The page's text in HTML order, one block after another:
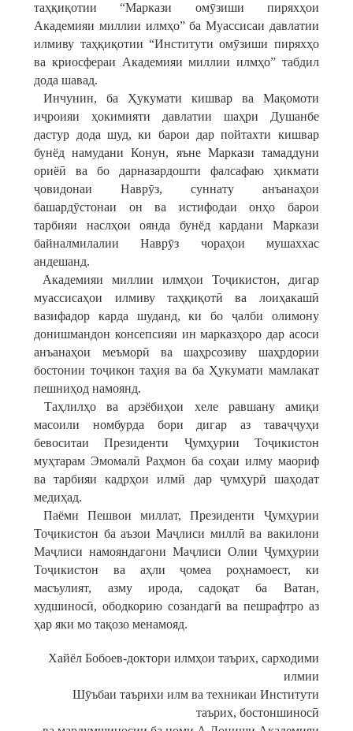
таҳқиқотии “Маркази омӯзиши пиряхҳои
Академияи миллии илмҳо” ба Муассисаи давлатии
илмиву таҳқиқотии “Институти омӯзиши пиряхҳо
ва криосфераи Академияи миллии илмҳо” табдил
дода шавад.
Инчунин, ба Ҳукумати кишвар ва Мақомоти
иҷроияи ҳокимияти давлатии шаҳри Душанбе
дастур дода шуд, ки барои дар пойтахти кишвар
бунёд намудани Конун, яъне Маркази тамаддуни
ориёӣ ва бо дарназардошти фалсафаю ҳикмати
ҷовидонаи Наврӯз, суннату анъанаҳои
башардӯстонаи он ва истифодаи онҳо барои
тарбияи наслҳои оянда бунёд кардани Маркази
байналмилалии Наврӯз чораҳои мушаххас
андешанд.
Академияи миллии илмҳои Тоҷикистон, дигар
муассисаҳои илмиву таҳқиқотӣ ва лоиҳакашӣ
вазифадор карда шуданд, ки бо ҷалби олимону
донишмандон консепсияи ин марказҳоро дар асоси
анъанаҳои меъморӣ ва шаҳрсозиву шаҳрдории
бостонии тоҷикон таҳия ва ба Ҳукумати мамлакат
пешниҳод намоянд.
Таҳлилҳо ва арзёбиҳои хеле равшану амиқи
масоили номбурда бори дигар аз таваҷҷуҳи
бевоситаи Президенти Ҷумҳурии Тоҷикистон
муҳтарам Эмомалӣ Раҳмон ба соҳаи илму маориф
ва тарбияи кадрҳои илмӣ дар ҷумҳурӣ шаҳодат
медиҳад.
Паёми Пешвои миллат, Президенти Ҷумҳурии
Тоҷикистон ба аъзои Маҷлиси миллӣ ва вакилони
Маҷлиси намояндагони Маҷлиси Олии Ҷумҳурии
Тоҷикистон ва аҳли ҷомеа роҳнамоест, ки
масъулият, азму ирода, садоқат ба Ватан,
худшиносӣ, ободкорию созандагӣ ва пешрафтро аз
ҳар яки мо тақозо менамояд.
Хайёл Бобоев-доктори илмҳои таърих, сарходими
илмии
Шӯъбаи таърихи илм ва техникаи Институти
таърих, бостоншиносӣ